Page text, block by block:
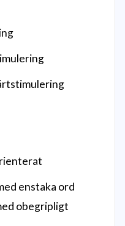
enstaka ord
obegripligt